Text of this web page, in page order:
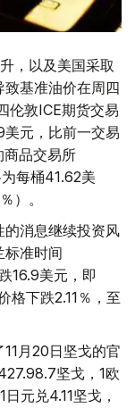
，以及美国采取
基准油价在周四
伦敦ICE期货交易
元，比前一交易
商品交易所
每桶41.62美
）。
消息继续投资风
标准时间
16.9美元，即
格下跌2.11％，至
月20日坚戈的官
坚戈，1欧
元兑4.11坚戈，